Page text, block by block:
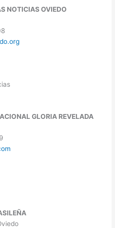
NOTICIAS OVIEDO
GLORIA REVELADA